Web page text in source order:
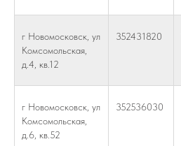
г Новомосковск, ул
Комсомольская,
д.4, кв.12
352431820
г Новомосковск, ул
Комсомольская,
д.6, кв.52
352536030